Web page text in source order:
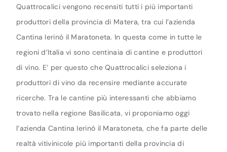
Quattrocalici vengono recensiti tutti i più importanti
produttori della provincia di Matera, tra cui l’azienda
Cantina Ierinó il Maratoneta. In questa come in tutte le
regioni d’Italia vi sono centinaia di cantine e produttori
di vino. E’ per questo che Quattrocalici seleziona i
produttori di vino da recensire mediante accurate
ricerche. Tra le cantine più interessanti che abbiamo
trovato nella regione Basilicata, vi proponiamo oggi
l’azienda Cantina Ierinó il Maratoneta, che fa parte delle
realtà vitivinicole più importanti della provincia di